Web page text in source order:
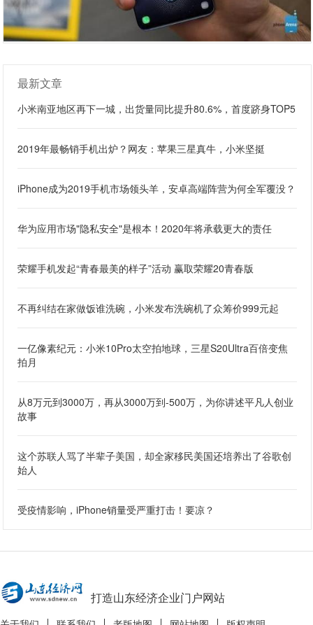
最新文章
小米南亚地区再下一城，出货量同比提升80.6%，首度跻身TOP5
2019年最畅销手机出炉？网友：苹果三星真牛，小米坚挺
iPhone成为2019手机市场领头羊，安卓高端阵营为何全军覆没？
华为应用市场"隐私安全"是根本！2020年将承载更大的责任
荣耀手机发起“青春最美的样子”活动 赢取荣耀20青春版
不再纠结在家做饭谁洗碗，小米发布洗碗机了众筹价999元起
一亿像素纪元：小米10Pro太空拍地球，三星S20Ultra百倍变焦
拍月
从8万元到3000万，再从3000万到-500万，为你讲述平凡人创业
故事
这个苏联人骂了半辈子美国，却全家移民美国还培养出了谷歌创
始人
受疫情影响，iPhone销量受严重打击！要凉？
打造山东经济企业门户网站